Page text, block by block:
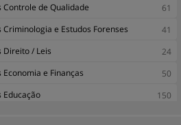
Controle de Qualidade
61
Criminologia e Estudos Forenses
41
Direito / Leis
24
Economia e Finanças
50
Educação
150